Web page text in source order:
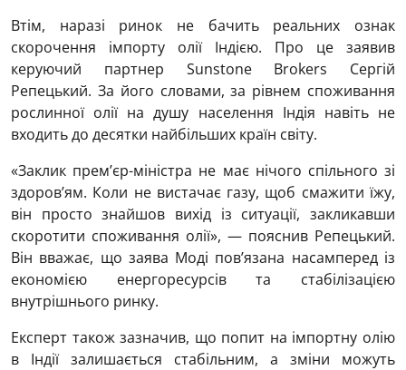
Втім, наразі ринок не бачить реальних ознак
скорочення імпорту олії Індією. Про це заявив
керуючий партнер Sunstone Brokers Сергій
Репецький. За його словами, за рівнем споживання
рослинної олії на душу населення Індія навіть не
входить до десятки найбільших країн світу.
«Заклик премʼєр-міністра не має нічого спільного зі
здоровʼям. Коли не вистачає газу, щоб смажити їжу,
він просто знайшов вихід із ситуації, закликавши
скоротити споживання олії», — пояснив Репецький.
Він вважає, що заява Моді пов’язана насамперед із
економією енергоресурсів та стабілізацією
внутрішнього ринку.
Експерт також зазначив, що попит на імпортну олію
в Індії залишається стабільним, а зміни можуть